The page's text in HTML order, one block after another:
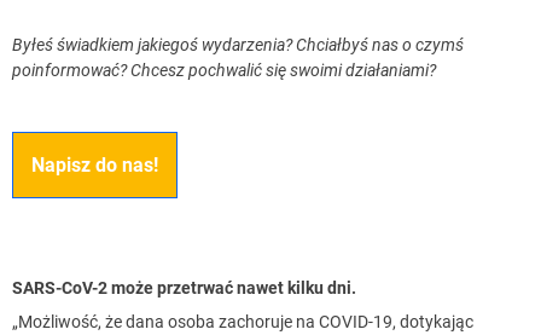
Byłeś świadkiem jakiegoś wydarzenia? Chciałbyś nas o czymś
poinformować? Chcesz pochwalić się swoimi działaniami?
Napisz do nas!
SARS-CoV-2 może przetrwać nawet kilku dni.
„Możliwość, że dana osoba zachoruje na COVID-19, dotykając